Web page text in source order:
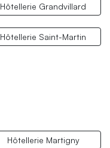
Hôtellerie Grandvillard
Hôtellerie Saint-Martin
Hôtellerie Martigny